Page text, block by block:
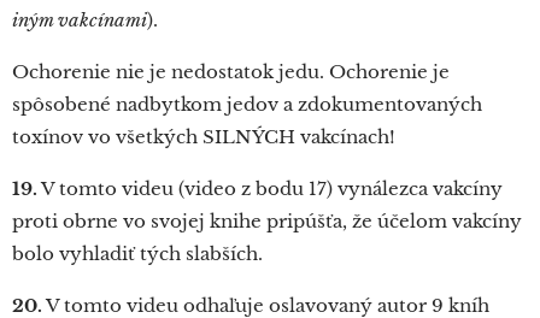
iným vakcínami).
Ochorenie nie je nedostatok jedu. Ochorenie je
spôsobené nadbytkom jedov a zdokumentovaných
toxínov vo všetkých SILNÝCH vakcínach!
19.V tomto videu (video z bodu 17) vynálezca vakcíny
proti obrne vo svojej knihe pripúšťa, že účelom vakcíny
bolo vyhladiť tých slabších.
20.V tomto videu odhaľuje oslavovaný autor 9 kníh